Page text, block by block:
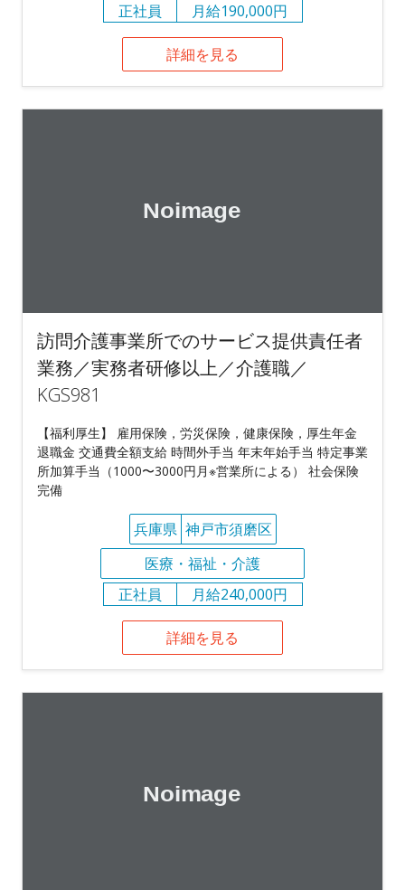
正社員
月給190,000円
詳細を見る
訪問介護事業所でのサービス提供責任者
業務／実務者研修以上／介護職／
KGS981
【福利厚生】 雇用保険，労災保険，健康保険，厚生年金
退職金 交通費全額支給 時間外手当 年末年始手当 特定事業
所加算手当（1000〜3000円月※営業所による） 社会保険
完備
兵庫県 神戸市須磨区
医療・福祉・介護
正社員
月給240,000円
詳細を見る